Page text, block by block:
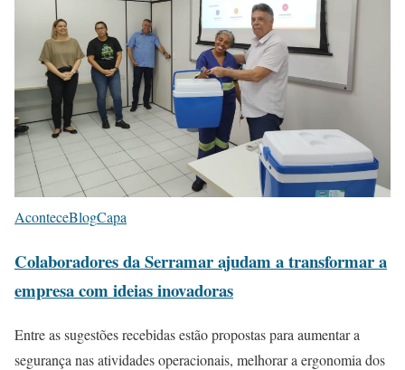
AconteceBlogCapa
Colaboradores da Serramar ajudam a transformar a
empresa com ideias inovadoras
Entre as sugestões recebidas estão propostas para aumentar a
segurança nas atividades operacionais, melhorar a ergonomia dos